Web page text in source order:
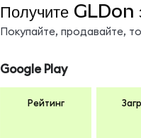
Получите GLDon
Покупайте, продавайте,
Google Play
Рейтинг